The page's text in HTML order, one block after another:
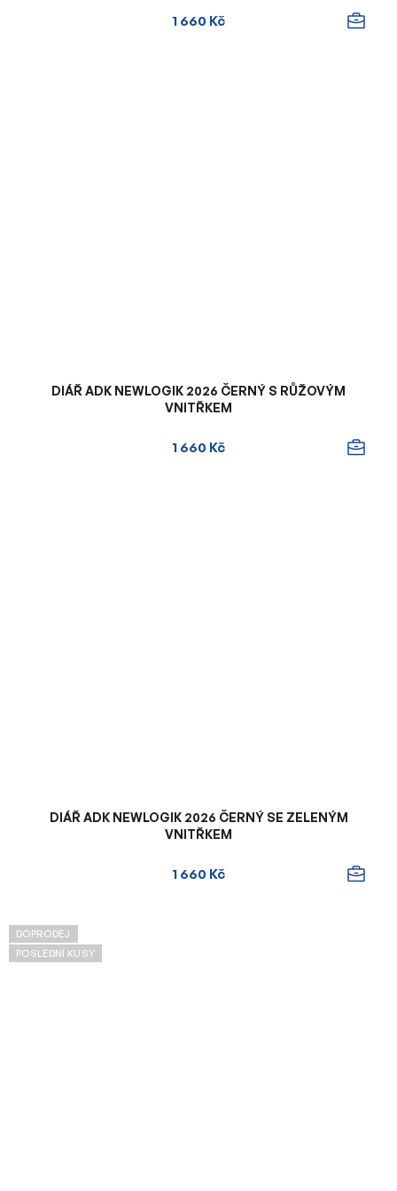
1 660 Kč
DIÁŘ ADK NEWLOGIK 2026 ČERNÝ S RŮŽOVÝM
VNITŘKEM
1 660 Kč
DIÁŘ ADK NEWLOGIK 2026 ČERNÝ SE ZELENÝM
VNITŘKEM
1 660 Kč
DOPRODEJ
POSLEDNÍ KUSY